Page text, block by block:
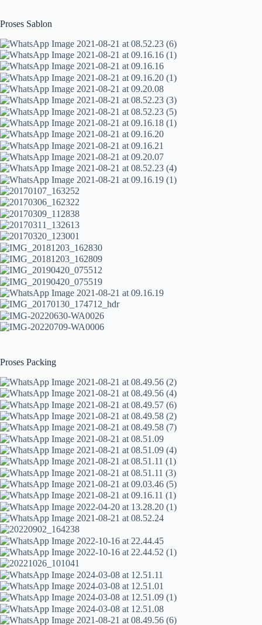
Proses Sablon
Proses Packing